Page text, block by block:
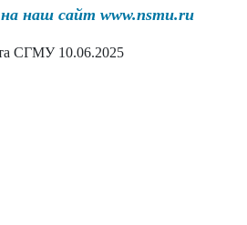
на наш сайт www.nsmu.ru
СГМУ 10.06.2025